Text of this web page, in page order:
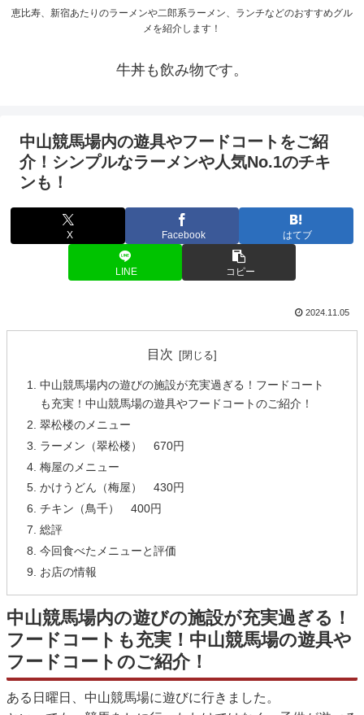
恵比寿、新宿あたりのラーメンや二郎系ラーメン、ランチなどのおすすめグル
メを紹介します！
牛丼も飲み物です。
中山競馬場内の遊具やフードコートをご紹
介！シンプルなラーメンや人気No.1のチキ
ンも！
X Facebook はてブ
LINE コピー
2024.11.05
目次
中山競馬場内の遊びの施設が充実過ぎる！フードコート
も充実！中山競馬場の遊具やフードコートのご紹介！
翠松楼のメニュー
ラーメン（翠松楼） 670円
梅屋のメニュー
かけうどん（梅屋） 430円
チキン（鳥千） 400円
総評
今回食べたメニューと評価
お店の情報
中山競馬場内の遊びの施設が充実過ぎる！
フードコートも充実！中山競馬場の遊具や
フードコートのご紹介！
ある日曜日、中山競馬場に遊びに行きました。